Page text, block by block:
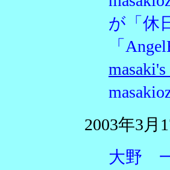
が「休
「
masaki's
2003年3月
大野